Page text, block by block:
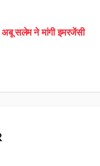
अबू सलेम ने मांगी इमरजेंसी